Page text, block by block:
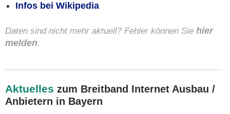
Infos bei Wikipedia
Daten sind nicht mehr aktuell? Fehler können Sie hier
melden.
Aktuelles zum Breitband Internet Ausbau /
Anbietern in Bayern